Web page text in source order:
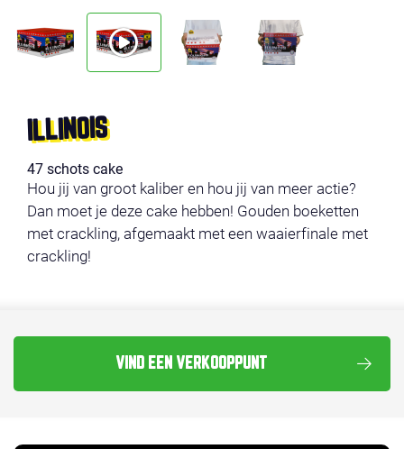
ILLINOIS
47 schots cake
Hou jij van groot kaliber en hou jij van meer actie?
Dan moet je deze cake hebben! Gouden boeketten
met crackling, afgemaakt met een waaierfinale met
crackling!
VIND EEN VERKOOPPUNT